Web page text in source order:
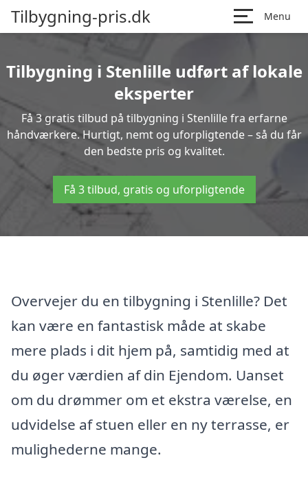
Tilbygning-pris.dk Menu
Tilbygning i Stenlille udført af lokale
eksperter
Få 3 gratis tilbud på tilbygning i Stenlille fra erfarne
håndværkere. Hurtigt, nemt og uforpligtende – så du får
den bedste pris og kvalitet.
Få 3 tilbud, gratis og uforpligtende
Overvejer du en tilbygning i Stenlille? Det
kan være en fantastisk måde at skabe
mere plads i dit hjem på, samtidig med at
du øger værdien af din Ejendom. Uanset
om du drømmer om et ekstra værelse, en
udvidelse af stuen eller en ny terrasse, er
mulighederne mange.